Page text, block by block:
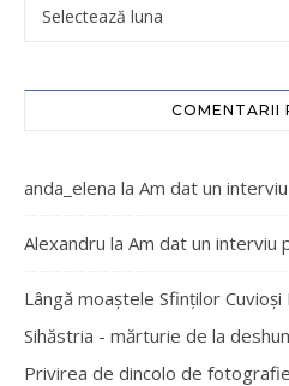
COMENTARII
anda_elena la Am dat un
Alexandru la Am dat un interviu
Lângă moaștele Sfinților Cuvioși
Sihăstria - mărturie de la
Privirea de dincolo de fotografie